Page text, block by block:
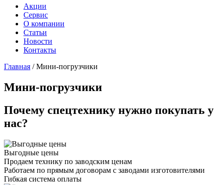
Акции
Сервис
О компании
Статьи
Новости
Контакты
Главная /Мини-погрузчики
Мини-погрузчики
Почему спецтехнику нужно покупать у
нас?
Выгодные цены
Продаем технику по заводским ценам
Работаем по прямым договорам с заводами изготовителями
Гибкая система оплаты